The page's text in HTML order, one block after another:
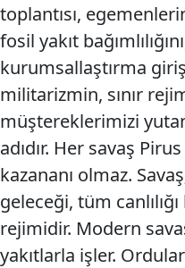
toplantısı,
fosil yakıt
kurumsallaştırma
militarizmin, sınır
müştereklerimizi
adıdır. Her savaş Pirus
kazananı olmaz.
geleceği, tüm
rejimidir. Modern
yakıtlarla işler.